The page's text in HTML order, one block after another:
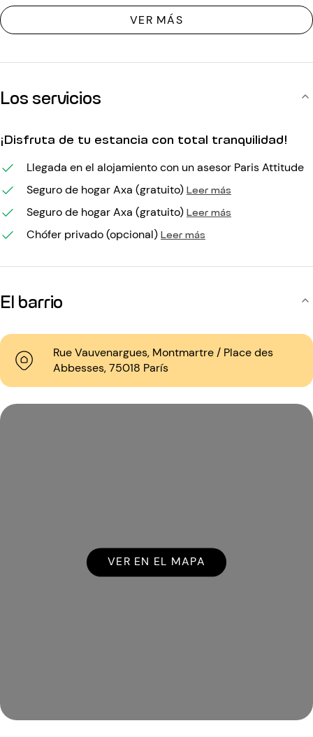
VER MÁS
Los servicios
¡Disfruta de tu estancia con total tranquilidad!
Llegada en el alojamiento con un asesor Paris Attitude
Seguro de hogar Axa (gratuito) Leer más
Seguro de hogar Axa (gratuito) Leer más
Chófer privado (opcional) Leer más
El barrio
Rue Vauvenargues, Montmartre / Place des
Abbesses, 75018 París
VER EN EL MAPA